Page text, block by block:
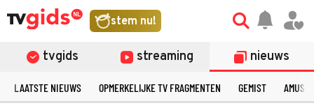
stem nu!
tvgids streaming nieuws
LAATSTE NIEUWS OPMERKELIJKE TV FRAGMENTEN GEMIST